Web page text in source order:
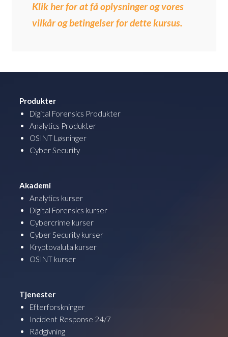
Klik her for at få oplysninger og vores
vilkår og betingelser for dette kursus.
Produkter
Digital Forensics Produkter
Analytics Produkter
OSINT Løsninger
Cyber Security
Akademi
Analytics kurser
Digital Forensics kurser
Cybercrime kurser
Cyber Security kurser
Kryptovaluta kurser
OSINT kurser
Tjenester
Efterforskninger
Incident Response 24/7
Rådgivning